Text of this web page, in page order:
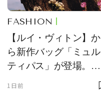
FASHION
【ルイ・ヴィトン】か
ら新作バッグ「ミュル
ティパス」が登場。ミ
ニサイズもラインナッ
1日前